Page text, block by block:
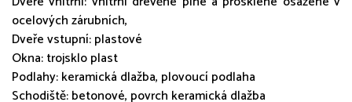
ocelových zárubních,
Dveře vstupní: plastové
Okna: trojsklo plast
Podlahy: keramická dlažba, plovoucí podlaha
Schodiště: betonové, povrch keramická dlažba